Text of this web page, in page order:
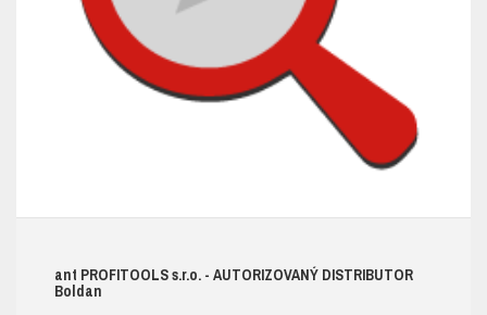
ant PROFITOOLSs.r.o. - AUTORIZOVANÝ DISTRIBUTOR
Boldan